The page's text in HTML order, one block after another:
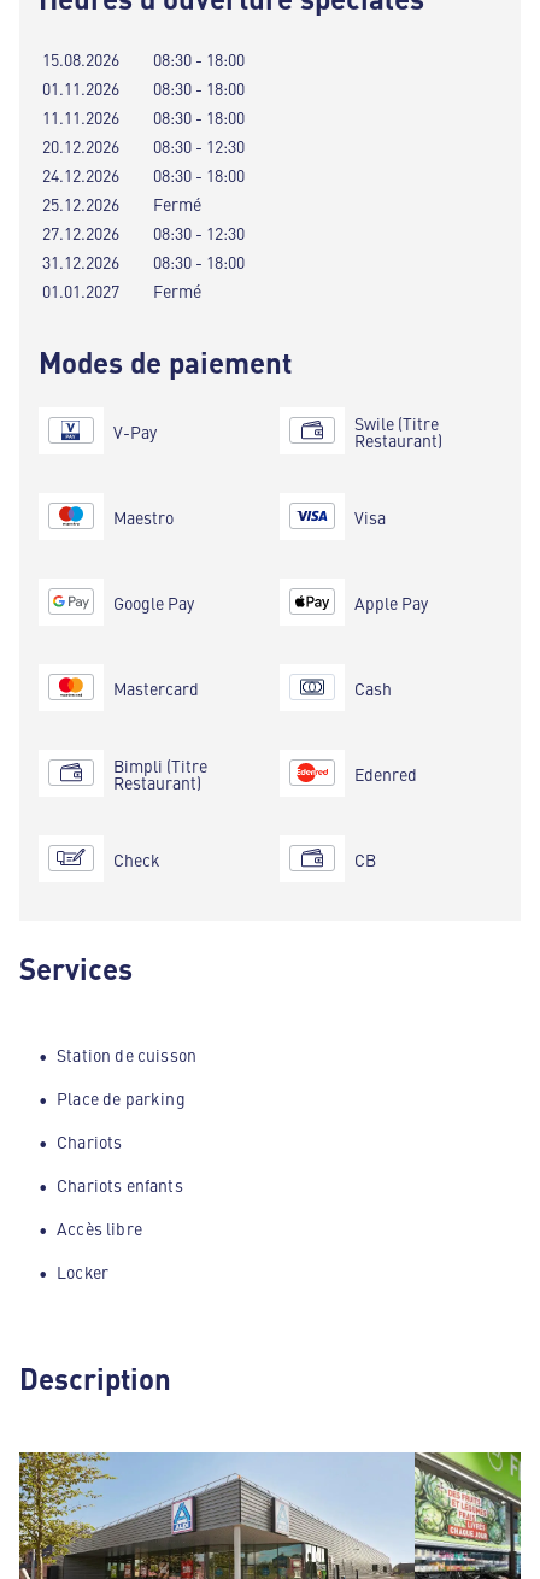
15.08.2026
08:30 - 18:00
01.11.2026
08:30 - 18:00
11.11.2026
08:30 - 18:00
20.12.2026
08:30 - 12:30
24.12.2026
08:30 - 18:00
25.12.2026
Fermé
27.12.2026
08:30 - 12:30
31.12.2026
08:30 - 18:00
01.01.2027
Fermé
Modes de paiement
V-Pay
Maestro
Google Pay
Mastercard
Bimpli (Titre
Restaurant)
Check
Swile (Titre
Restaurant)
Visa
Apple Pay
Cash
Edenred
CB
Services
Station de cuisson
Place de parking
Chariots
Chariots enfants
Accès libre
Locker
Description